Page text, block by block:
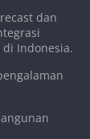
dan
Indonesia.